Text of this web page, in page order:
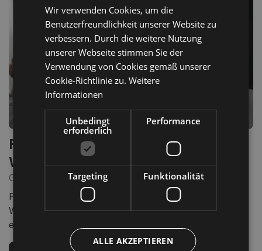
Ferien- und Wellnesshotel
Windschar ****
GAIS
Pools, Saunen und SPA für ganzheitliche Entspannung.
Wellness, Ruhebereiche und alpines Wohlbefinden für
erholsame Tage voller neuer Energie.
Wir verwenden Cookies, um die
Benutzerfreundlichkeit unserer Website zu
verbessern. Durch die weitere Nutzung
unserer Webseite stimmen Sie der
Verwendung von Cookies gemäß unserer
Cookie-Richtlinie zu. Weitere
Informationen
Unbedingt
erforderlich
Performance
Targeting Funktionalität
ALLE AKZEPTIEREN